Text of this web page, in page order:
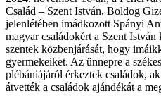
Család – Szent István, Boldog
jelenlétében imádkozott Spányi
magyar családokért a Szent
szentek közbenjárását, hogy
gyermekeiket. Az ünnepre a
plébániájáról érkeztek családok,
átvették a családok ajándékát a